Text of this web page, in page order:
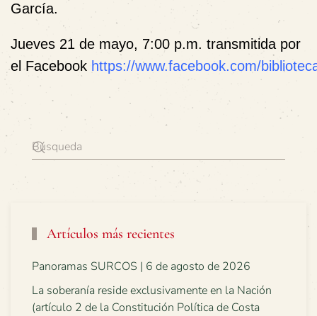
García.
Jueves 21 de mayo, 7:00 p.m. transmitida por
elFacebook https://www.facebook.com/
Artículos más recientes
Panoramas SURCOS | 6 de agosto de 2026
La soberanía reside exclusivamente en la Nación
(artículo 2 de la Constitución Política de Costa